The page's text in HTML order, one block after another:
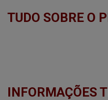
TUDO SOBRE O
INFORMAÇÕES